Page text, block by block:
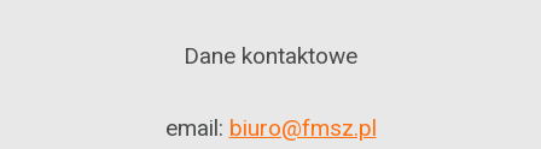
Dane kontaktowe
email: biuro@fmsz.pl